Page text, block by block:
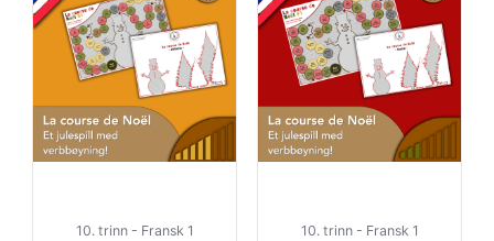
10. trinn - Fransk 1 10. trinn - Fransk 1